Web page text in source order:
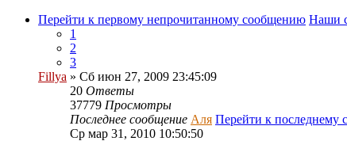
Перейти к первому непрочитанному сообщению Наши
1
2
3
Fillya » Сб июн 27, 2009 23:45:09
20 Ответы
37779 Просмотры
Последнее сообщение Аля Перейти к последнему
Ср мар 31, 2010 10:50:50